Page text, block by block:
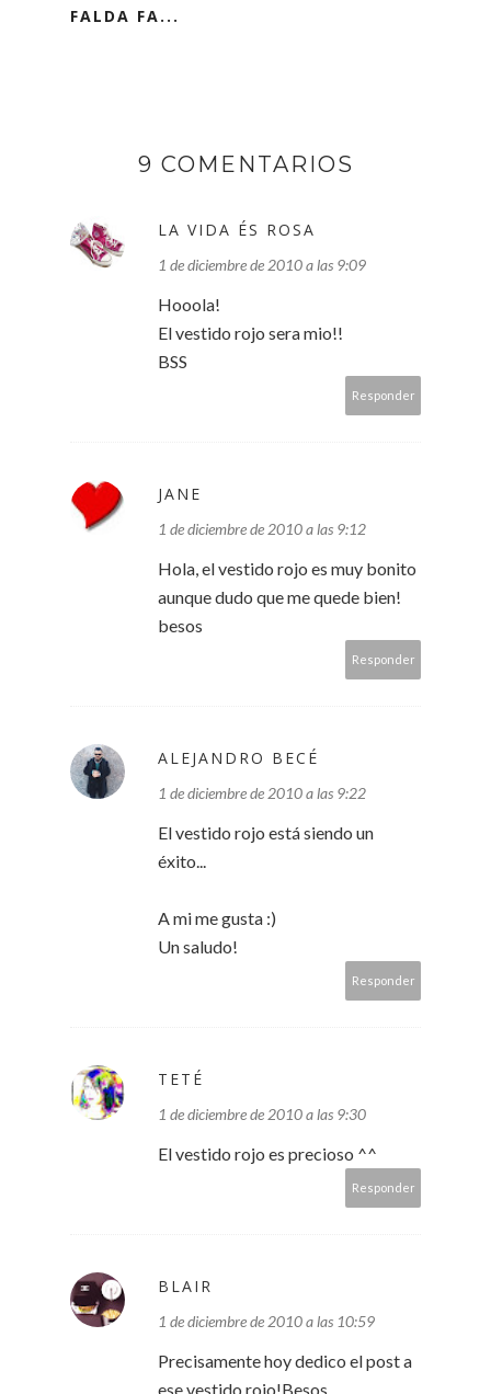
FALDA FA...
9 COMENTARIOS
LA VIDA ÉS ROSA
1 de diciembre de 2010 a las 9:09
Hooola!
El vestido rojo sera mio!!
BSS
Responder
JANE
1 de diciembre de 2010 a las 9:12
Hola, el vestido rojo es muy bonito
aunque dudo que me quede bien!
besos
Responder
ALEJANDRO BECÉ
1 de diciembre de 2010 a las 9:22
El vestido rojo está siendo un
éxito...
A mi me gusta :)
Un saludo!
Responder
TETÉ
1 de diciembre de 2010 a las 9:30
El vestido rojo es precioso ^^
Responder
BLAIR
1 de diciembre de 2010 a las 10:59
Precisamente hoy dedico el post a
ese vestido rojo!Besos